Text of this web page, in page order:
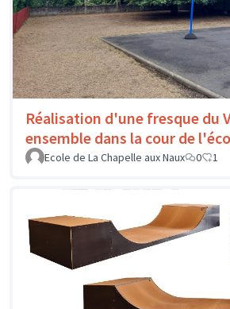
Réalisation d'une fresque du
ensemble dans la cour de
Ecole de La Chapelle aux Naux
0 1